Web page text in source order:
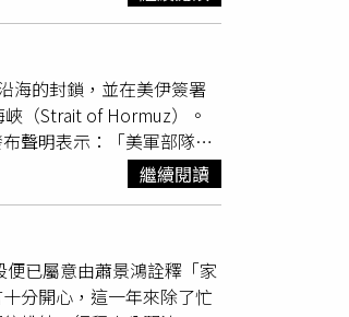
銷售量成長至4,749份，讓
廳」，中壢店與高雄店更
續深化淨零轉型、健康
說不要。」不過對於女兒
是夢想都要盡全力去
弟幽默表示：「犯法的事
際，分析人士預測全球太
已經從一個剛起步、發展
場上僅次於美國。」他表
Positioning, Navigation
，以及反衛星武器。這些
估了6大主要太空領域，
鏈（Starlink）衛星星座，
」衛星網路的優勢。報告
速度持續受到限制。然
System）在全球持續擴
提升等方面，北京都已超
海的封鎖，並在美伊簽署
（Strait of Hormuz）。
聲明表示：「美軍部隊目
，是在川普與伊朗總統裴
，伊朗有義務在未來60天
承諾的義務。」這位美
貿易情報公司克普勒
色列於2月28日談判期間
繼續閱讀
已屬意由蕭景鴻詮釋「家
分開心，這一年來除了忙